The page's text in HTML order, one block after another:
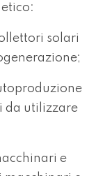
solari
da utilizzare
e